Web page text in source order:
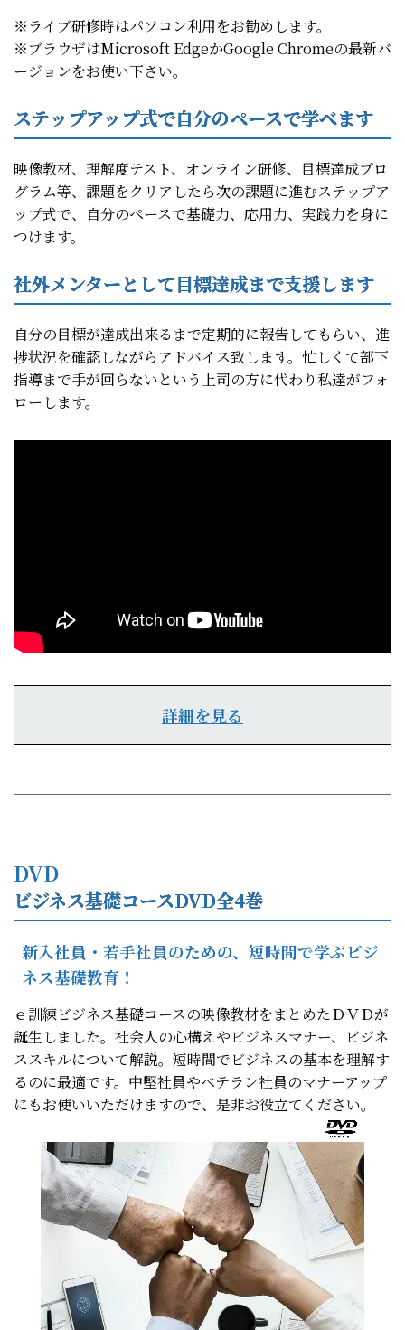
※ライブ研修時はパソコン利用をお勧めします。
※ブラウザはMicrosoft EdgeかGoogle Chromeの最新バ
ージョンをお使い下さい。
ステップアップ式で自分のペースで学べます
映像教材、理解度テスト、オンライン研修、目標達成プロ
グラム等、課題をクリアしたら次の課題に進むステップア
ップ式で、自分のペースで基礎力、応用力、実践力を身に
つけます。
社外メンターとして目標達成まで支援します
自分の目標が達成出来るまで定期的に報告してもらい、進
捗状況を確認しながらアドバイス致します。忙しくて部下
指導まで手が回らないという上司の方に代わり私達がフォ
ローします。
詳細を見る
DVD
ビジネス基礎コースDVD全4巻
新入社員・若手社員のための、短時間で学ぶビジ
ネス基礎教育！
ｅ訓練ビジネス基礎コースの映像教材をまとめたＤＶＤが
誕生しました。社会人の心構えやビジネスマナー、ビジネ
ススキルについて解説。短時間でビジネスの基本を理解す
るのに最適です。中堅社員やベテラン社員のマナーアップ
にもお使いいただけますので、是非お役立てください。